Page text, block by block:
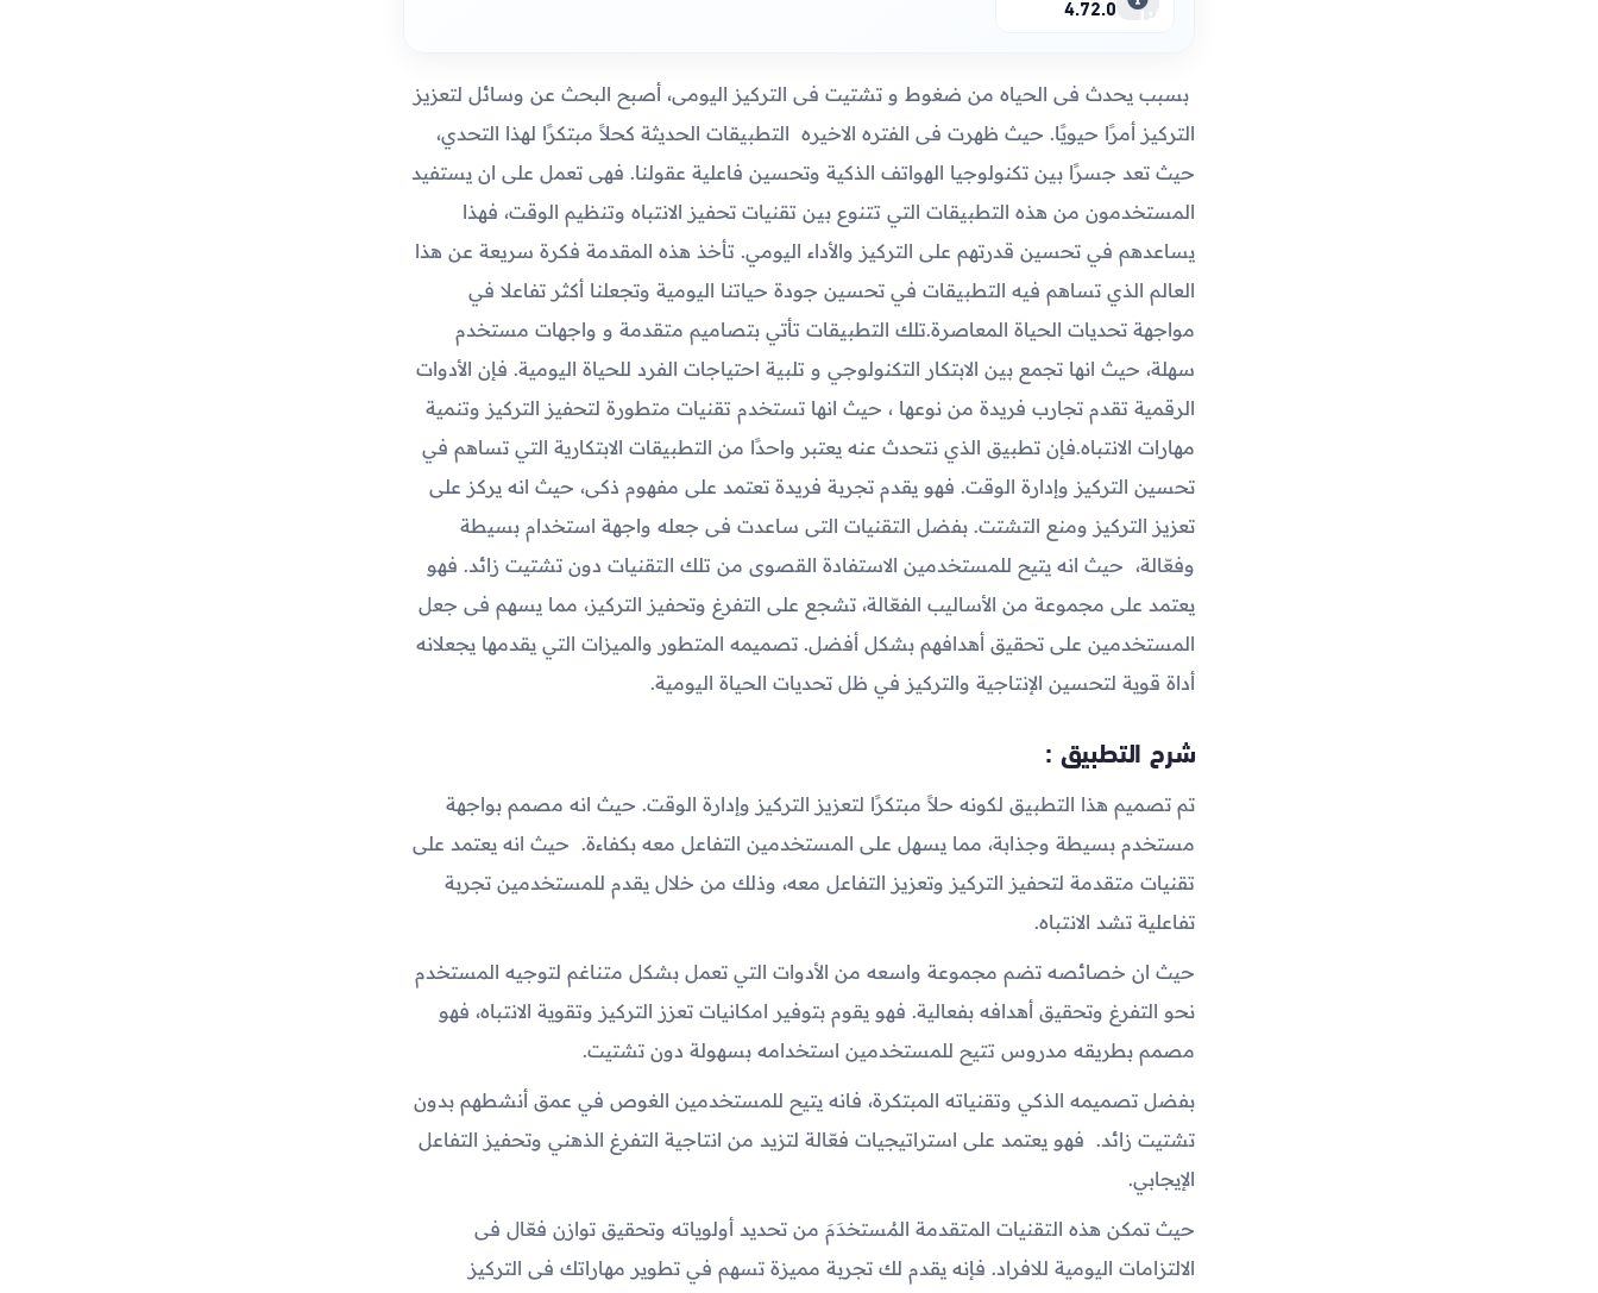
4.72.0
بسبب يحدث فى الحياه من ضغوط و تشتيت فى التركيز اليومى، أصبح البحث عن وسائل لتعزيز
التركيز أمرًا حيويًا. حيث ظهرت فى الفتره الاخيره التطبيقات الحديثة كحلاً مبتكرًا لهذا التحدي،
حيث تعد جسرًا بين تكنولوجيا الهواتف الذكية وتحسين فاعلية عقولنا. فهى تعمل على ان يستفيد
المستخدمون من هذه التطبيقات التي تتنوع بين تقنيات تحفيز الانتباه وتنظيم الوقت، فهذا
يساعدهم في تحسين قدرتهم على التركيز والأداء اليومي. تأخذ هذه المقدمة فكرة سريعة عن هذا
العالم الذي تساهم فيه التطبيقات في تحسين جودة حياتنا اليومية وتجعلنا أكثر تفاعلا في
مواجهة تحديات الحياة المعاصرة.تلك التطبيقات تأتي بتصاميم متقدمة و واجهات مستخدم
سهلة، حيث انها تجمع بين الابتكار التكنولوجي و تلبية احتياجات الفرد للحياة اليومية. فإن الأدوات
الرقمية تقدم تجارب فريدة من نوعها ، حيث انها تستخدم تقنيات متطورة لتحفيز التركيز وتنمية
مهارات الانتباه.فإن تطبيق الذي نتحدث عنه يعتبر واحدًا من التطبيقات الابتكارية التي تساهم في
تحسين التركيز وإدارة الوقت. فهو يقدم تجربة فريدة تعتمد على مفهوم ذكى، حيث انه يركز على
تعزيز التركيز ومنع التشتت. بفضل التقنيات التى ساعدت فى جعله واجهة استخدام بسيطة
وفعّالة، حيث انه يتيح للمستخدمين الاستفادة القصوى من تلك التقنيات دون تشتيت زائد. فهو
يعتمد على مجموعة من الأساليب الفعّالة، تشجع على التفرغ وتحفيز التركيز، مما يسهم فى جعل
المستخدمين على تحقيق أهدافهم بشكل أفضل. تصميمه المتطور والميزات التي يقدمها يجعلانه
أداة قوية لتحسين الإنتاجية والتركيز في ظل تحديات الحياة اليومية.
شرح التطبيق :
تم تصميم هذا التطبيق لكونه حلاً مبتكرًا لتعزيز التركيز وإدارة الوقت. حيث انه مصمم بواجهة
مستخدم بسيطة وجذابة، مما يسهل على المستخدمين التفاعل معه بكفاءة. حيث انه يعتمد على
تقنيات متقدمة لتحفيز التركيز وتعزيز التفاعل معه، وذلك من خلال يقدم للمستخدمين تجربة
تفاعلية تشد الانتباه.
حيث ان خصائصه تضم مجموعة واسعه من الأدوات التي تعمل بشكل متناغم لتوجيه المستخدم
نحو التفرغ وتحقيق أهدافه بفعالية. فهو يقوم بتوفير امكانيات تعزز التركيز وتقوية الانتباه، فهو
مصمم بطريقه مدروس تتيح للمستخدمين استخدامه بسهولة دون تشتيت.
بفضل تصميمه الذكي وتقنياته المبتكرة، فانه يتيح للمستخدمين الغوص في عمق أنشطهم بدون
تشتيت زائد. فهو يعتمد على استراتيجيات فعّالة لتزيد من انتاجية التفرغ الذهني وتحفيز التفاعل
الإيجابي.
حيث تمكن هذه التقنيات المتقدمة المُستخدَمَ من تحديد أولوياته وتحقيق توازن فعّال فى
الالتزامات اليومية للافراد. فإنه يقدم لك تجربة مميزة تسهم في تطوير مهاراتك فى التركيز